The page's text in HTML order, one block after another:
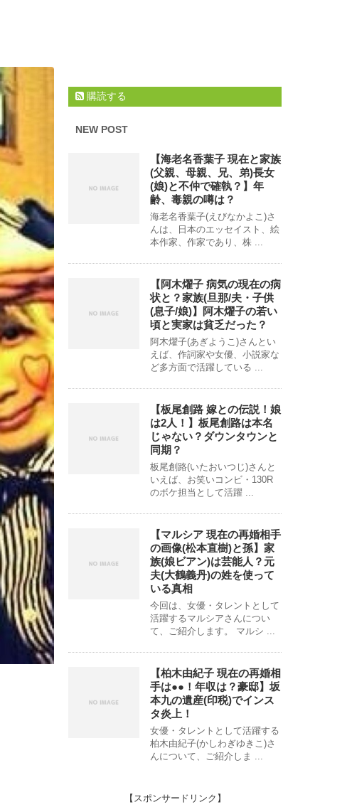
購読する
NEW POST
【海老名香葉子 現在と家族
(父親、母親、兄、弟)長女
(娘)と不仲で確執？】年
齢、毒親の噂は？
海老名香葉子(えびなかよこ)さ
んは、日本のエッセイスト、絵
本作家、作家であり、株 ...
【阿木燿子 病気の現在の病
状と？家族(旦那/夫・子供
(息子/娘)】阿木燿子の若い
頃と実家は貧乏だった？
阿木燿子(あぎようこ)さんとい
えば、作詞家や女優、小説家な
ど多方面で活躍している ...
【板尾創路 嫁との伝説！娘
は2人！】板尾創路は本名
じゃない？ダウンタウンと
同期？
板尾創路(いたおいつじ)さんと
いえば、お笑いコンビ・130R
のボケ担当として活躍 ...
【マルシア 現在の再婚相手
の画像(松本直樹)と孫】家
族(娘ビアン)は芸能人？元
夫(大鶴義丹)の姓を使って
いる真相
今回は、女優・タレントとして
活躍するマルシアさんについ
て、ご紹介します。 マルシ ...
【柏木由紀子 現在の再婚相
手は●●！年収は？豪邸】坂
本九の遺産(印税)でインス
タ炎上！
女優・タレントとして活躍する
柏木由紀子(かしわぎゆきこ)さ
んについて、ご紹介しま ...
【スポンサードリンク】